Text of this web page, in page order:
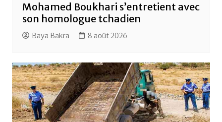
Mohamed Boukhari s’entretient avec
son homologue tchadien
Baya Bakra 8 août 2026